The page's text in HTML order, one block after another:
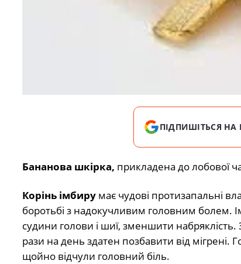
ПІДПИШІТЬСЯ НА
Бананова шкірка, прикладена до лобової
Корінь імбиру має чудові протизапальні
боротьбі з надокучливим головним болем.
судини голови і шиї, зменшити
рази на день здатен позбавити від мігрені.
щойно відчули головний біль.